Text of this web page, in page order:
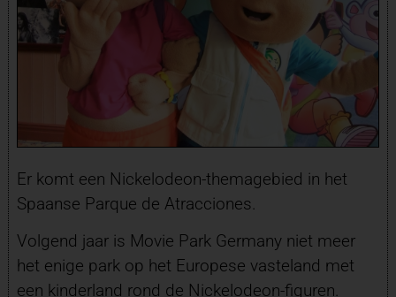
Er komt een Nickelodeon-themagebied in het
Spaanse Parque de Atracciones.
Volgend jaar is Movie Park Germany niet meer
het enige park op het Europese vasteland met
een kinderland rond de Nickelodeon-figuren.